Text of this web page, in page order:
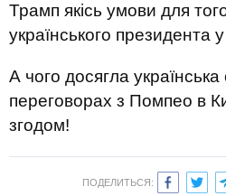
Трамп якісь умови для
українського президента
А чого досягла
переговорах з Помпео в
згодом!
ПОДЕЛИТЬСЯ: